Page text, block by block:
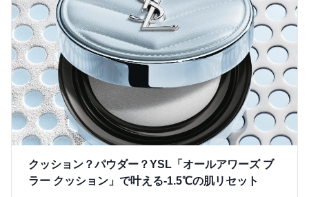
クッション？パウダー？YSL「オールアワーズ ブ
ラー クッション」で叶える-1.5℃の肌リセット